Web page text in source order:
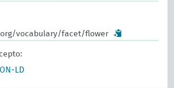
vocabulary/facet/flower
LD